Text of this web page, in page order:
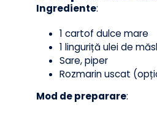
1. Chipsuri de
Ingrediente:
1 cartof dulce mare
1 linguriță ulei de
Sare, piper
Rozmarin uscat